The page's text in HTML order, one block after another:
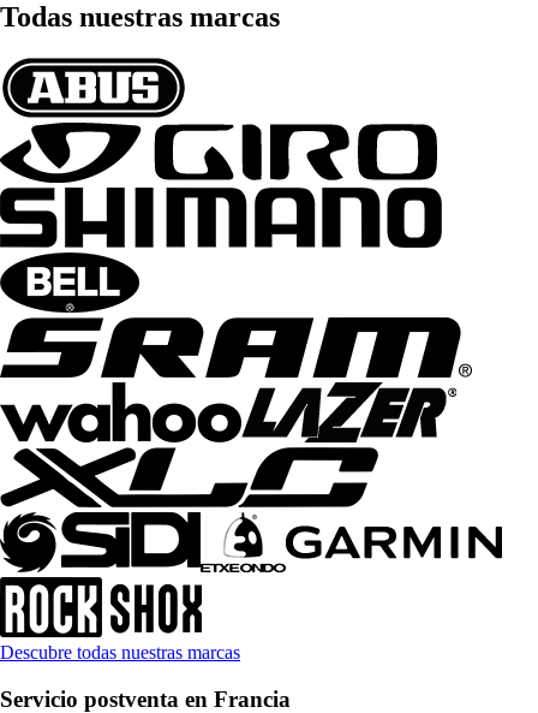
Todas nuestras marcas
Descubre todas nuestras marcas
Servicio postventa en Francia